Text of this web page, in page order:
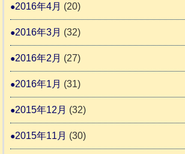
2016年4月 (20)
2016年3月 (32)
2016年2月 (27)
2016年1月 (31)
2015年12月 (32)
2015年11月 (30)